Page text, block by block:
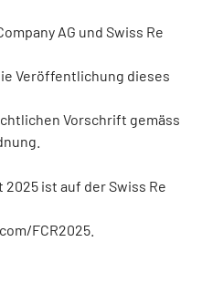
AG und Swiss Re
Veröffentlichung dieses
Vorschrift gemäss
ist auf der Swiss Re
FCR2025.